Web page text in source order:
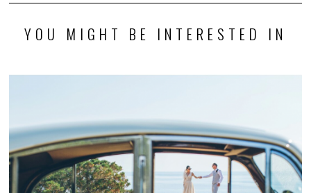
YOU MIGHT BE INTERESTED IN